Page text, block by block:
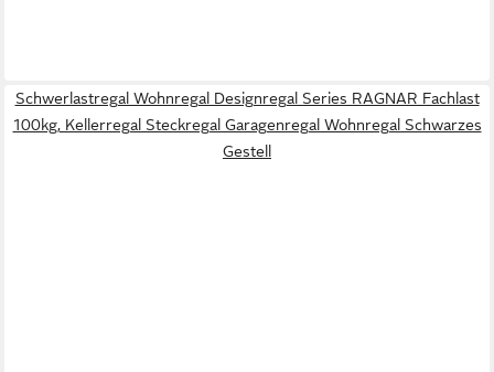
Schwerlastregal Wohnregal Designregal Series RAGNAR Fachlast
100kg, Kellerregal Steckregal Garagenregal Wohnregal Schwarzes
Gestell